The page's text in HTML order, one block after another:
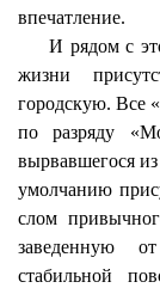
впечатление.
И рядом с
жизни
городскую. Все
по разряду
вырвавшегося
умолчанию
слом
заведенную
стабильной